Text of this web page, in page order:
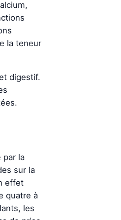
la teneur
digestif.
par la
sur la
effet
quatre à
les